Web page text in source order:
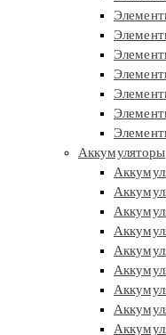
Аккумуляторы